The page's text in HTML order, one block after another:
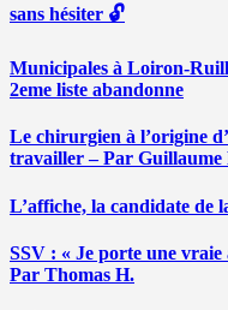
sans hésiter 🔓
Municipales à Loiron-
2eme liste abandonne
Le chirurgien à l’origine
travailler – Par
L’affiche, la candidate de
SSV : « Je porte une
Par Thomas H.